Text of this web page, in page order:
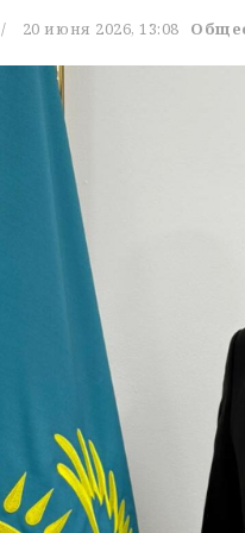
20 июня 2026, 13:08